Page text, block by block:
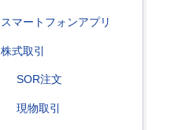
スマートフォンアプリ
株式取引
SOR注文
現物取引